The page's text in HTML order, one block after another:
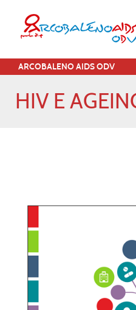
ARCOBALENO AIDS ODV
HIV E